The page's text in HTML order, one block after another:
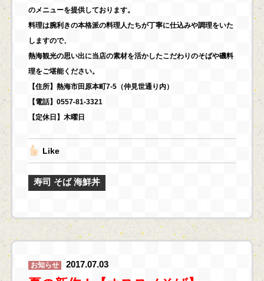
のメニューを提供しております。
料理は腕利きの本格派の料理人たちが丁寧に仕込みや調理をいた
しますので、
熱海観光の思い出に当店の素材を活かしたこだわりのそばや磯料
理をご堪能ください。
【住所】熱海市田原本町7-5（仲見世通り内）
【電話】0557-81-3321
【定休日】木曜日
Like
寿司 そば 海鮮丼
お知らせ 2017.07.03